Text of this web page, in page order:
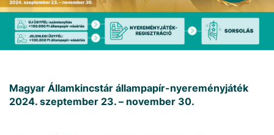
Magyar Államkincstár állampapír-nyereményjáték
2024. szeptember 23. – november 30.